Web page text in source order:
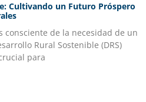
Cultivando un Futuro Próspero
consciente de la necesidad de un
Rural Sostenible (DRS)
para